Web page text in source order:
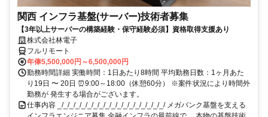
関西 インフラ基盤(サーバー)技術者募集
【3年以上サーバーの構築経験・保守経験必須】資格取得支援あり
株式会社林電子
フルリモート
年俸5,500,000円～6,500,000円
勤務時間詳細 実働時間：1日あたり8時間 平均勤務日数：1ヶ月あた
り19日 〜 20日 ⏰9:00～18:00（休憩60分） ※案件状況により時間外
勤務が 発生する場合がございます。
仕事内容 _/_/_/_/_/_/_/_/_/_/_/_/_/_/_/_/_/_/ メガバンク基盤を支える